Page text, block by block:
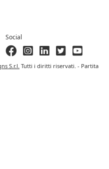
Social
S.r.l. Tutti i diritti riservati. - Partita